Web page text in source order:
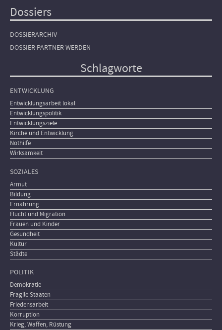
Dossiers
DOSSIERARCHIV
DOSSIER-PARTNER WERDEN
Schlagworte
ENTWICKLUNG
Entwicklungsarbeit lokal
Entwicklungspolitik
Entwicklungsziele
Kirche und Entwicklung
Nothilfe
Wirksamkeit
SOZIALES
Armut
Bildung
Ernährung
Flucht und Migration
Frauen und Kinder
Gesundheit
Kultur
Städte
POLITIK
Demokratie
Fragile Staaten
Friedensarbeit
Korruption
Krieg, Waffen, Rüstung